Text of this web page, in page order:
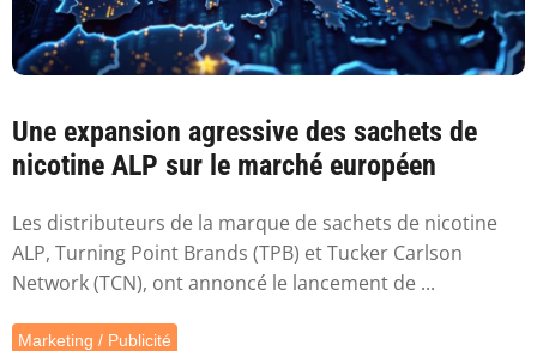
Une expansion agressive des sachets de
nicotine ALP sur le marché européen
Les distributeurs de la marque de sachets de nicotine
ALP, Turning Point Brands (TPB) et Tucker Carlson
Network (TCN), ont annoncé le lancement de ...
Marketing / Publicité